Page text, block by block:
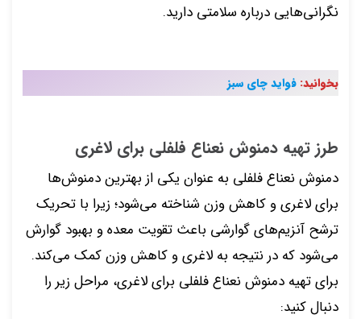
نگرانی‌هایی درباره سلامتی دارید.
بخوانید: فواید چای سبز
طرز تهیه دمنوش نعناع فلفلی برای لاغری
دمنوش نعناع فلفلی به عنوان یکی از بهترین دمنوش‌ها
برای لاغری و کاهش وزن شناخته می‌شود؛ زیرا با تحریک
ترشح آنزیم‌های گوارشی باعث تقویت معده و بهبود گوارش
می‌شود که در نتیجه به لاغری و کاهش وزن کمک می‌کند.
برای تهیه دمنوش نعناع فلفلی برای لاغری، مراحل زیر را
دنبال کنید: